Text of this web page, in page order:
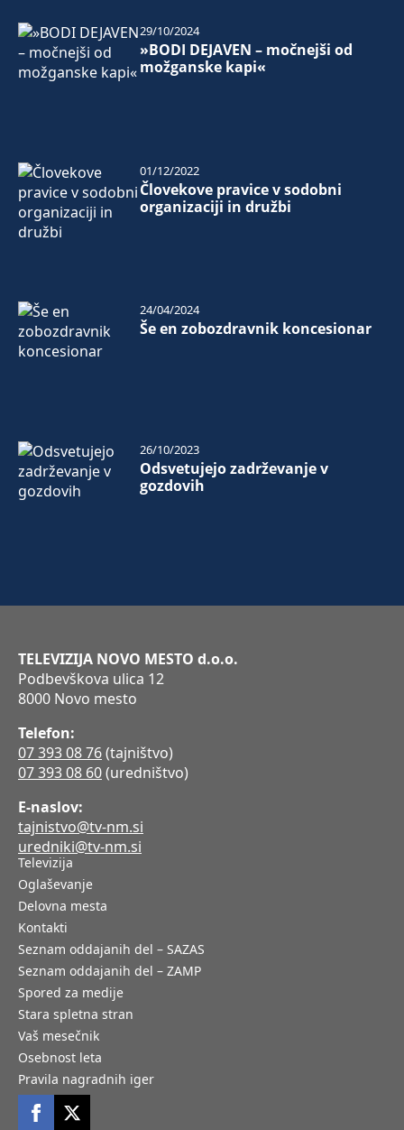
»BODI DEJAVEN – močnejši od
možganske kapi«
29/10/2024
Človekove pravice v sodobni
organizaciji in družbi
01/12/2022
Še en zobozdravnik koncesionar
24/04/2024
Odsvetujejo zadrževanje v
gozdovih
26/10/2023
TELEVIZIJA NOVO MESTO d.o.o.
Podbevškova ulica 12
8000 Novo mesto
Telefon:
07 393 08 76(tajništvo)
07 393 08 60(uredništvo)
E-naslov:
tajnistvo@tv-nm.si
uredniki@tv-nm.si
Televizija
Oglaševanje
Delovna mesta
Kontakti
Seznam oddajanih del – SAZAS
Seznam oddajanih del – ZAMP
Spored za medije
Stara spletna stran
Vaš mesečnik
Osebnost leta
Pravila nagradnih iger